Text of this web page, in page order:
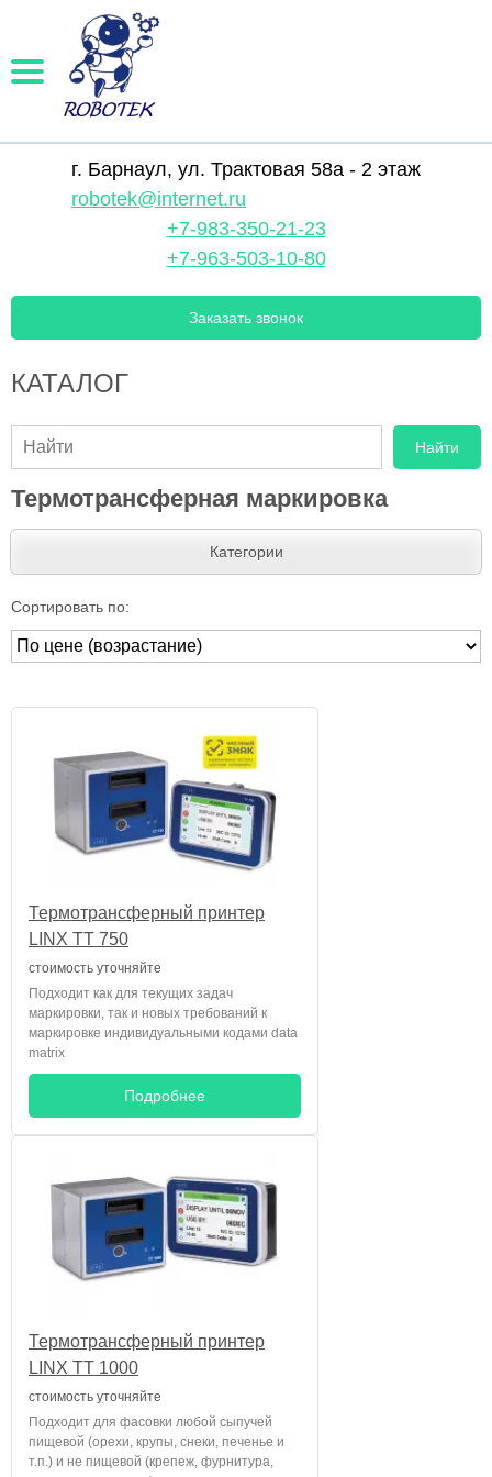
г. Барнаул, ул. Трактовая 58а - 2 этаж
robotek@internet.ru
+7-983-350-21-23
+7-963-503-10-80
Заказать звонок
КАТАЛОГ
Найти
Термотрансферная маркировка
Категории
Сортировать по:
Термотрансферный принтер
LINX TT 750
стоимость уточняйте
Подходит как для текущих задач
маркировки, так и новых требований к
маркировке индивидуальными кодами data
matrix
Подробнее
Термотрансферный принтер
LINX TT 1000
стоимость уточняйте
Подходит для фасовки любой сыпучей
пищевой (орехи, крупы, снеки, печенье и
т.п.) и не пищевой (крепеж, фурнитура,